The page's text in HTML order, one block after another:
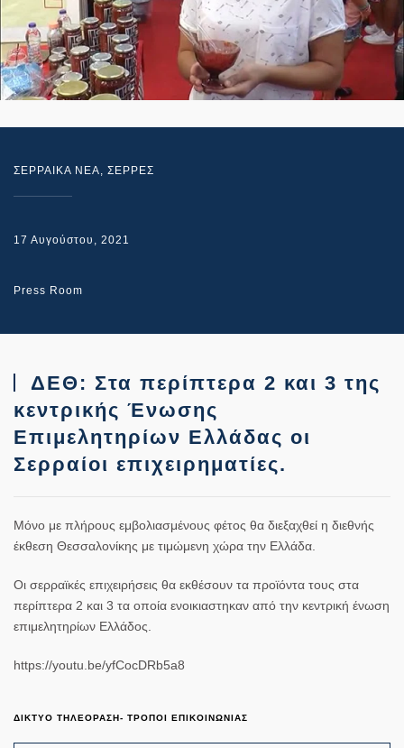
ΣΕΡΡΑΙΚΑ ΝΕΑ, ΣΕΡΡΕΣ
17 Αυγούστου, 2021
Press Room
ΔΕΘ: Στα περίπτερα 2 και 3 της
κεντρικής Ένωσης
Επιμελητηρίων Ελλάδας οι
Σερραίοι επιχειρηματίες.
Μόνο με πλήρους εμβολιασμένους φέτος θα διεξαχθεί η διεθνής
έκθεση Θεσσαλονίκης με τιμώμενη χώρα την Ελλάδα.
Οι σερραϊκές επιχειρήσεις θα εκθέσουν τα προϊόντα τους στα
περίπτερα 2 και 3 τα οποία ενοικιαστηκαν από την κεντρική ένωση
επιμελητηρίων Ελλάδος.
https://youtu.be/yfCocDRb5a8
ΔΙΚΤΥΟ ΤΗΛΕΟΡΑΣΗ- ΤΡΟΠΟΙ ΕΠΙΚΟΙΝΩΝΙΑΣ